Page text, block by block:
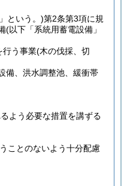
という。)第2条第3項に規
(以下「系統用蓄電設備」
行う事業(木の伐採、切
備、洪水調整池、緩衝帯
よう必要な措置を講ずる
ことのないよう十分配慮